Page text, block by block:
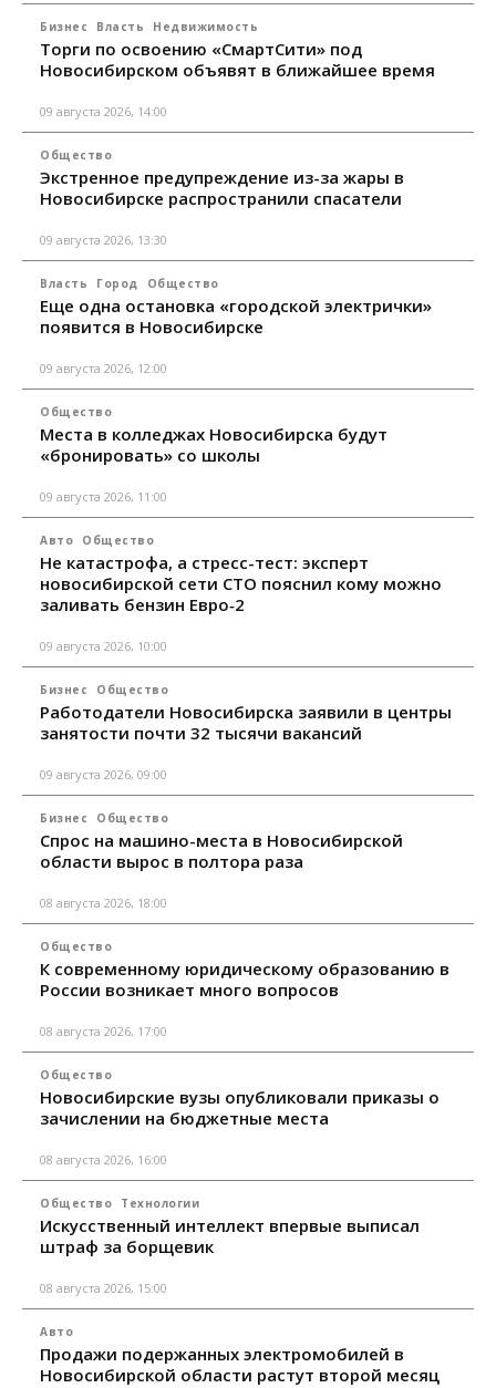
Бизнес Власть Недвижимость
Торги по освоению «СмартСити» под
Новосибирском объявят в ближайшее время
09 августа 2026, 14:00
Общество
Экстренное предупреждение из-за жары в
Новосибирске распространили спасатели
09 августа 2026, 13:30
Власть Город Общество
Еще одна остановка «городской электрички»
появится в Новосибирске
09 августа 2026, 12:00
Общество
Места в колледжах Новосибирска будут
«бронировать» со школы
09 августа 2026, 11:00
Авто Общество
Не катастрофа, а стресс-тест: эксперт
новосибирской сети СТО пояснил кому можно
заливать бензин Евро‑2
09 августа 2026, 10:00
Бизнес Общество
Работодатели Новосибирска заявили в центры
занятости почти 32 тысячи вакансий
09 августа 2026, 09:00
Бизнес Общество
Спрос на машино-места в Новосибирской
области вырос в полтора раза
08 августа 2026, 18:00
Общество
К современному юридическому образованию в
России возникает много вопросов
08 августа 2026, 17:00
Общество
Новосибирские вузы опубликовали приказы о
зачислении на бюджетные места
08 августа 2026, 16:00
Общество Технологии
Искусственный интеллект впервые выписал
штраф за борщевик
08 августа 2026, 15:00
Авто
Продажи подержанных электромобилей в
Новосибирской области растут второй месяц